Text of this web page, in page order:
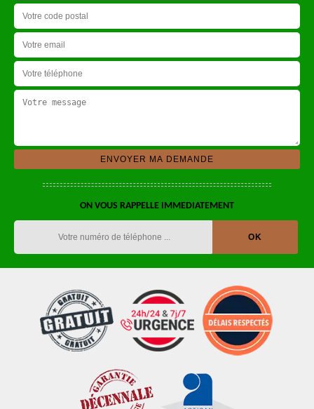
ON VOUS RAPPELLE IMMEDIATEMENT